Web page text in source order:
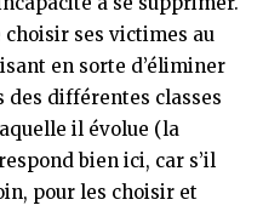
ses victimes au
en sorte d’éliminer
différentes classes
il évolue (la
bien ici, car s’il
pour les choisir et